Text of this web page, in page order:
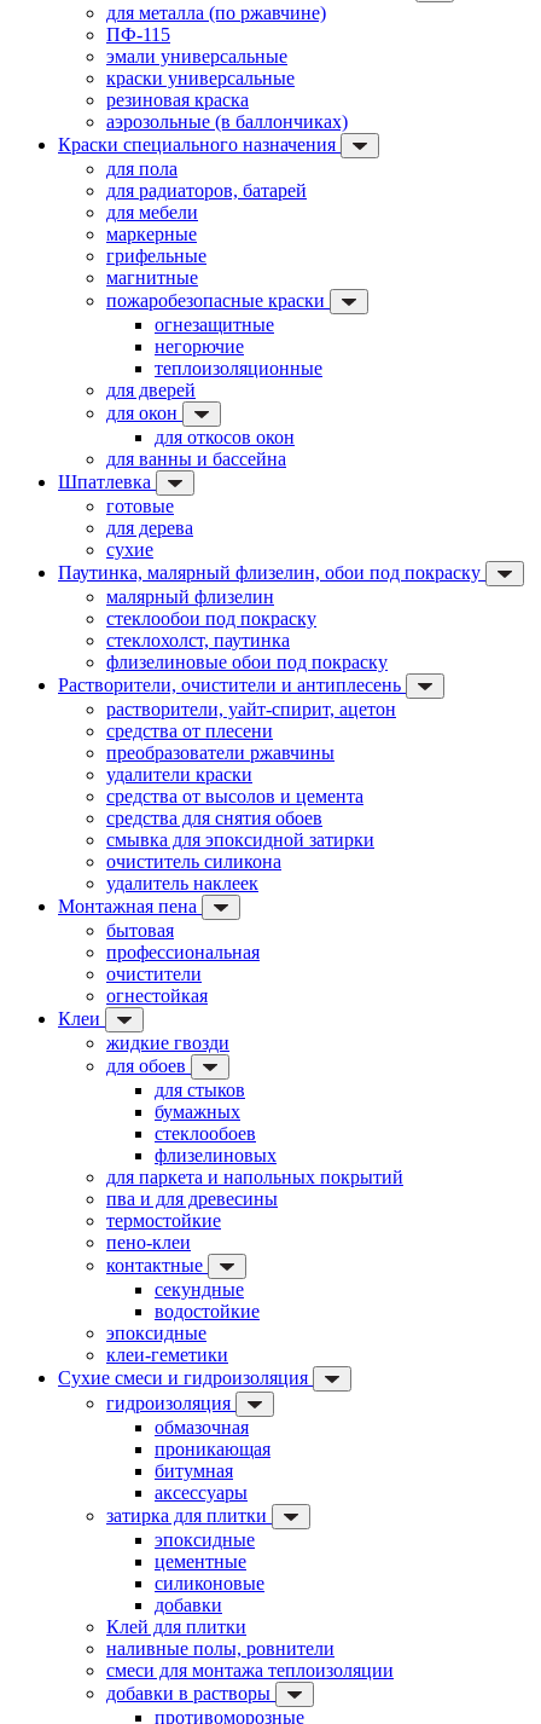
для металла (по ржавчине)
ПФ-115
эмали универсальные
краски универсальные
резиновая краска
аэрозольные (в баллончиках)
Краски специального назначения
для пола
для радиаторов, батарей
для мебели
маркерные
грифельные
магнитные
пожаробезопасные краски
огнезащитные
негорючие
теплоизоляционные
для дверей
для окон
для откосов окон
для ванны и бассейна
Шпатлевка
готовые
для дерева
сухие
Паутинка, малярный флизелин, обои под покраску
малярный флизелин
стеклообои под покраску
стеклохолст, паутинка
флизелиновые обои под покраску
Растворители, очистители и антиплесень
растворители, уайт-спирит, ацетон
средства от плесени
преобразователи ржавчины
удалители краски
средства от высолов и цемента
средства для снятия обоев
смывка для эпоксидной затирки
очиститель силикона
удалитель наклеек
Монтажная пена
бытовая
профессиональная
очистители
огнестойкая
Клеи
жидкие гвозди
для обоев
для стыков
бумажных
стеклообоев
флизелиновых
для паркета и напольных покрытий
пва и для древесины
термостойкие
пено-клеи
контактные
секундные
водостойкие
эпоксидные
клеи-геметики
Сухие смеси и гидроизоляция
гидроизоляция
обмазочная
проникающая
битумная
аксессуары
затирка для плитки
эпоксидные
цементные
силиконовые
добавки
Клей для плитки
наливные полы, ровнители
смеси для монтажа теплоизоляции
добавки в растворы
противоморозные